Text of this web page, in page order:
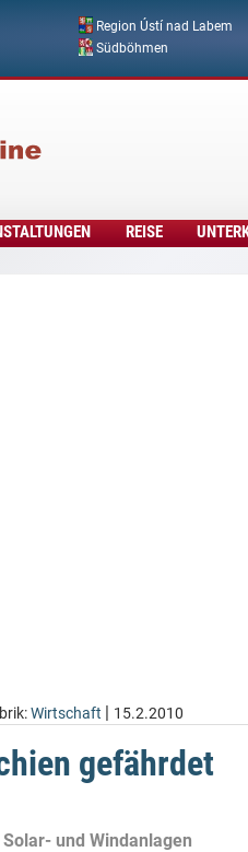
Region Ústí nad Labem
Südböhmen
REISE
Wirtschaft | 15.2.2010
gefährdet
und Windanlagen